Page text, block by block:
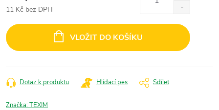
11 Kč bez DPH
cena:
VLOŽIT DO KOŠÍKU
Dotaz k produktu Hlídací pes Sdílet
Značka:TEXIM